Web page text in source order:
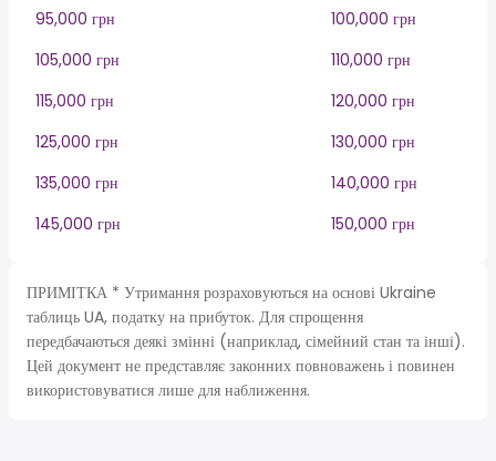
95,000 грн
100,000 грн
105,000 грн
110,000 грн
115,000 грн
120,000 грн
125,000 грн
130,000 грн
135,000 грн
140,000 грн
145,000 грн
150,000 грн
ПРИМІТКА * Утримання розраховуються на основі Ukraine
таблиць UA, податку на прибуток. Для спрощення
передбачаються деякі змінні (наприклад, сімейний стан та інші).
Цей документ не представляє законних повноважень і повинен
використовуватися лише для наближення.